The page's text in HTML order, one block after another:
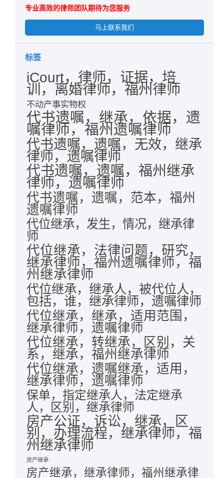
专业高效的律师团队期待为您服务
马上联系我们
标签
iCourt，律师，证据，培
训，离婚律师，福州律师
不动产事实物权
代书遗嘱，继承，依据，遗
嘱律师，福州遗嘱律师
代书遗嘱，遗嘱，无效，继承
律师，遗嘱律师
代书遗嘱，遗嘱，福州继承
律师，遗嘱律师
代书遗嘱，遗嘱，范本，福州
遗嘱律师
代位继承，发生，情况，继承律
师
代位继承，法律问题，研究，
继承律师，福州遗嘱律师，福
州继承律师
代位继承，继承人，被代位人，
包括，谁，继承律师，遗嘱律师
代位继承，继承，适用范围，
继承律师，遗嘱律师
代位继承，转继承，区别，关
系，继承，福州继承律师
代位继承，遗嘱继承，适用，
继承律师，遗嘱律师
保单，指定继承人，法定继承
人，区别，继承律师
房产公证，诉讼，继承，区
别，办理流程，继承律师，福
州继承律师
房产继承
房产继承，继承律师，福州继承律